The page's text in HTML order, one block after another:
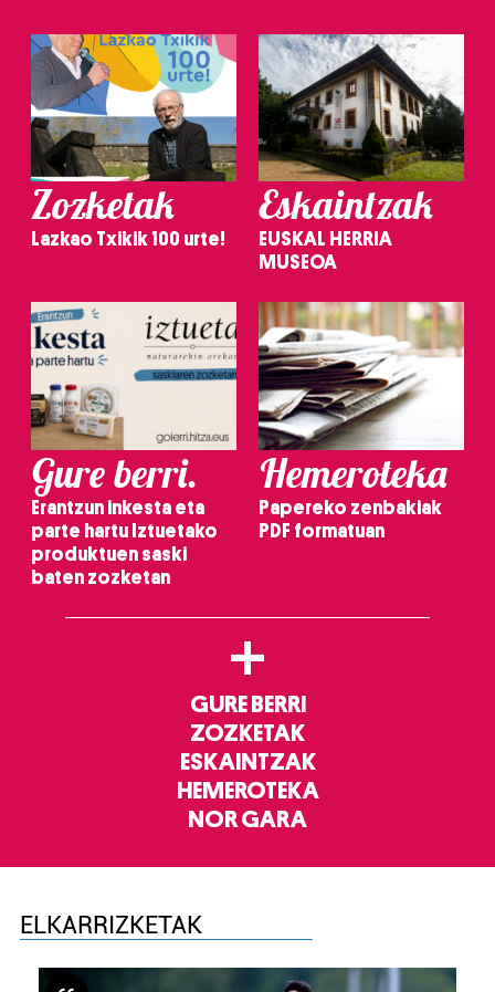
Zozketak
Lazkao Txikik 100 urte!
Eskaintzak
EUSKAL HERRIA
MUSEOA
Gure berri.
Erantzun inkesta eta
parte hartu Iztuetako
produktuen saski
baten zozketan
Hemeroteka
Papereko zenbakiak
PDF formatuan
+
GURE BERRI
ZOZKETAK
ESKAINTZAK
HEMEROTEKA
NOR GARA
ELKARRIZKETAK